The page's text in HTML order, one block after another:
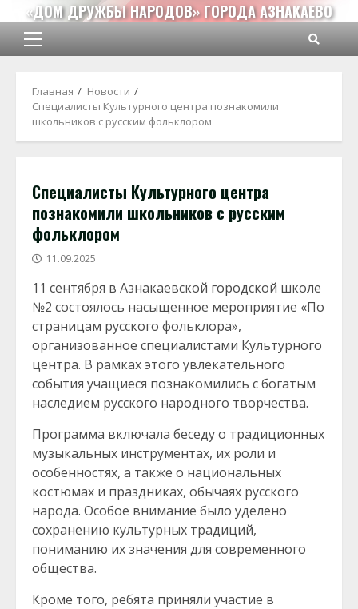
Перейти
к
содержимому
«ДОМ ДРУЖБЫ НАРОДОВ» ГОРОДА АЗНАКАЕВО
Основное
Главная
Новости
Специалисты Культурного центра познакомили
школьников с русским фольклором
Специалисты Культурного центра
познакомили школьников с русским
фольклором
11.09.2025
11 сентября в Азнакаевской городской школе
№2 состоялось насыщенное мероприятие «По
страницам русского фольклора»,
организованное специалистами Культурного
центра. В рамках этого увлекательного
события учащиеся познакомились с богатым
наследием русского народного творчества.
Программа включала беседу о традиционных
музыкальных инструментах, их роли и
особенностях, а также о национальных
костюмах и праздниках, обычаях русского
народа. Особое внимание было уделено
сохранению культурных традиций,
пониманию их значения для современного
общества.
Кроме того, ребята приняли участие в